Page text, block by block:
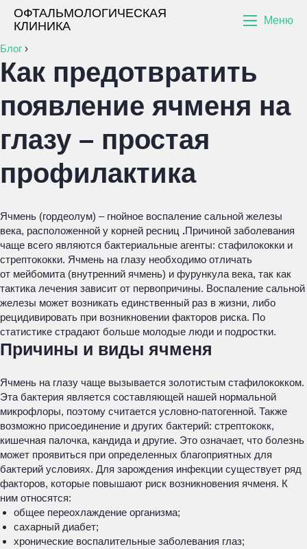
ОФТАЛЬМОЛОГИЧЕСКАЯ
КЛИНИКА
Меню
Блог ›
Как предотвратить
появление ячменя на
глазу – простая
профилактика
Ячмень (гордеолум) – гнойное воспаление сальной железы
века, расположенной у корней ресниц .Причиной заболевания
чаще всего являются бактериальные агенты: стафилококки и
стрептококки. Ячмень на глазу необходимо отличать
от мейбомита (внутренний ячмень) и фурункула века, так как
тактика лечения зависит от первопричины. Воспаление сальной
железы может возникать единственный раз в жизни, либо
рецидивировать при возникновении факторов риска. По
статистике страдают больше молодые люди и подростки.
Причины и виды ячменя
Ячмень на глазу чаще вызывается золотистым стафилококком.
Эта бактерия является составляющей нашей нормальной
микрофлоры, поэтому считается условно-патогенной. Также
возможно присоединение и других бактерий: стрептококк,
кишечная палочка, кандида и другие. Это означает, что болезнь
может проявиться при определенных благоприятных для
бактерий условиях. Для зарождения инфекции существует ряд
факторов, которые повышают риск возникновения ячменя. К
ним относятся:
общее переохлаждение организма;
сахарный диабет;
хронические воспалительные заболевания глаз;